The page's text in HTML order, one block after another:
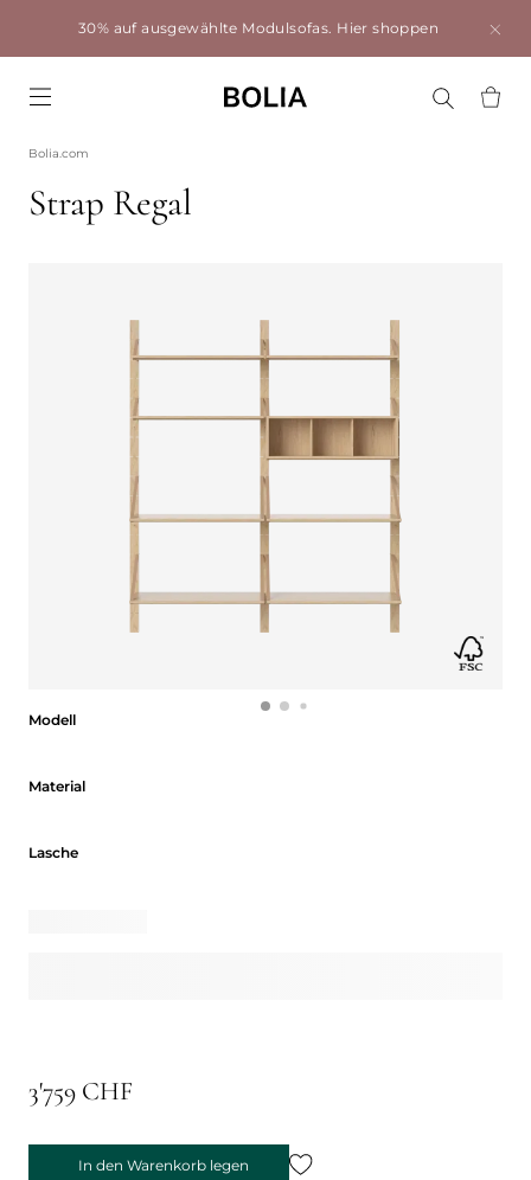
30% auf ausgewählte Modulsofas. Hier shoppen
Bolia.com
Strap Regal
Modell
Material
Lasche
3'759 CHF
In den Warenkorb legen